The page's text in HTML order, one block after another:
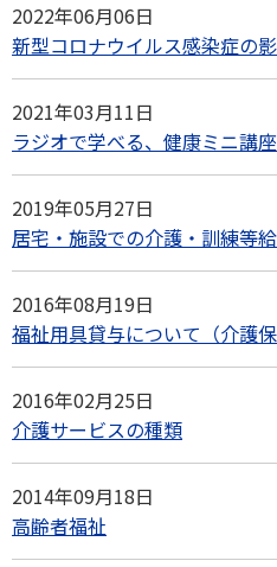
2022年06月06日
新型コロナウイルス感染症の
2021年03月11日
ラジオで学べる、健康ミニ講
2019年05月27日
居宅・施設での介護・訓練等
2016年08月19日
福祉用具貸与について（介護保
2016年02月25日
介護サービスの種類
2014年09月18日
高齢者福祉